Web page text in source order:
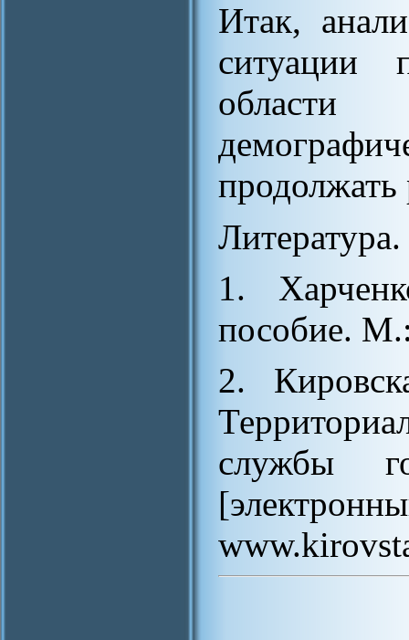
Итак,
ситуации
продолжать
Литература.
1.
пособие.
2.
службы